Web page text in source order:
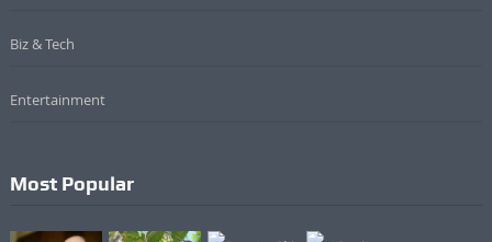
Biz & Tech
Entertainment
Most Popular